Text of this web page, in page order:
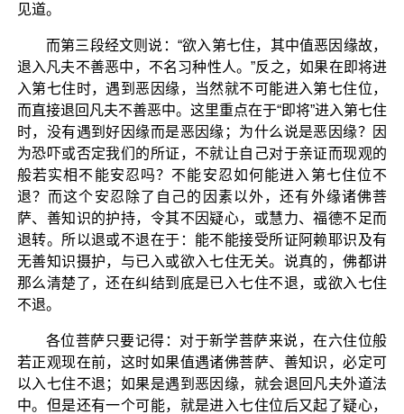
见道。
而第三段经文则说：“欲入第七住，其中值恶因缘故，
退入凡夫不善恶中，不名习种性人。”反之，如果在即将进
入第七住时，遇到恶因缘，当然就不可能进入第七住位，
而直接退回凡夫不善恶中。这里重点在于“即将”进入第七住
时，没有遇到好因缘而是恶因缘；为什么说是恶因缘？因
为恐吓或否定我们的所证，不就让自己对于亲证而现观的
般若实相不能安忍吗？不能安忍如何能进入第七住位不
退？而这个安忍除了自己的因素以外，还有外缘诸佛菩
萨、善知识的护持，令其不因疑心，或慧力、福德不足而
退转。所以退或不退在于：能不能接受所证阿赖耶识及有
无善知识摄护，与已入或欲入七住无关。说真的，佛都讲
那么清楚了，还在纠结到底是已入七住不退，或欲入七住
不退。
各位菩萨只要记得：对于新学菩萨来说，在六住位般
若正观现在前，这时如果值遇诸佛菩萨、善知识，必定可
以入七住不退；如果是遇到恶因缘，就会退回凡夫外道法
中。但是还有一个可能，就是进入七住位后又起了疑心，